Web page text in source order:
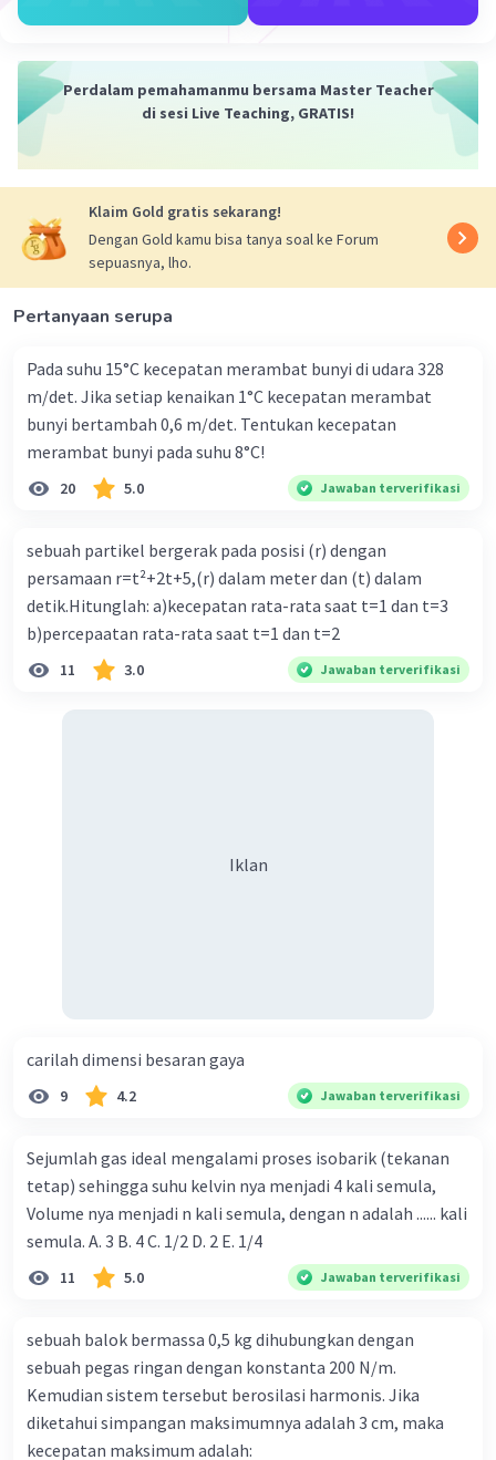
Perdalam pemahamanmu bersama Master Teacher
di sesi Live Teaching, GRATIS!
Klaim Gold gratis sekarang!
Dengan Gold kamu bisa tanya soal ke Forum
sepuasnya, lho.
Pertanyaan serupa
Pada suhu 15°C kecepatan merambat bunyi di udara 328
m/det. Jika setiap kenaikan 1°C kecepatan merambat
bunyi bertambah 0,6 m/det. Tentukan kecepatan
merambat bunyi pada suhu 8°C!
20 5.0 Jawaban terverifikasi
sebuah partikel bergerak pada posisi (r) dengan
persamaan r=t²+2t+5,(r) dalam meter dan (t) dalam
detik.Hitunglah: a)kecepatan rata-rata saat t=1 dan t=3
b)percepaatan rata-rata saat t=1 dan t=2
11 3.0 Jawaban terverifikasi
Iklan
carilah dimensi besaran gaya
9 4.2 Jawaban terverifikasi
Sejumlah gas ideal mengalami proses isobarik (tekanan
tetap) sehingga suhu kelvin nya menjadi 4 kali semula,
Volume nya menjadi n kali semula, dengan n adalah ...... kali
semula. A. 3 B. 4 C. 1/2 D. 2 E. 1/4
11 5.0 Jawaban terverifikasi
sebuah balok bermassa 0,5 kg dihubungkan dengan
sebuah pegas ringan dengan konstanta 200 N/m.
Kemudian sistem tersebut berosilasi harmonis. Jika
diketahui simpangan maksimumnya adalah 3 cm, maka
kecepatan maksimum adalah: